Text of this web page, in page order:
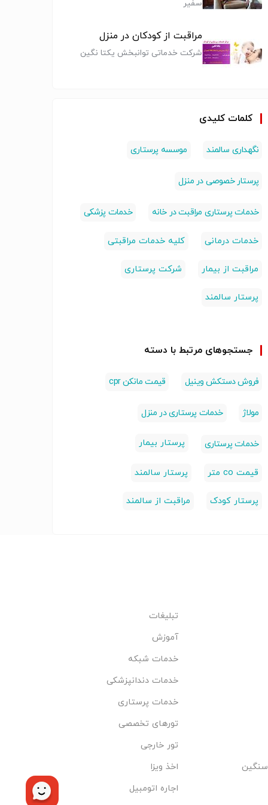
کودک
بیمارستان
(پرایوت)
سالمند در منزل
سفیر
مراقبت از کودکان در منزل
شرکت خدماتی توانبخش یکتا نگین
کلمات کلیدی
نگهداری سالمند موسسه پرستاری
پرستار خصوصی در منزل
خدمات پرستاری مراقبت در خانه خدمات پزشکی
خدمات درمانی کلیه خدمات مراقبتی
مراقبت از بیمار شرکت پرستاری
پرستار سالمند
جستجوهای مرتبط با دسته
فروش دستکش وینیل قیمت مانکن cpr
مولاژ خدمات پرستاری در منزل
خدمات پرستاری پرستار بیمار
قیمت co متر پرستار سالمند
پرستار کودک مراقبت از سالمند
تبلیغات
آموزش
خدمات شبکه
خدمات دندانپزشکی
خدمات پرستاری
تورهای تخصصی
تور خارجی
اخذ ویزا
اجاره اتومبیل